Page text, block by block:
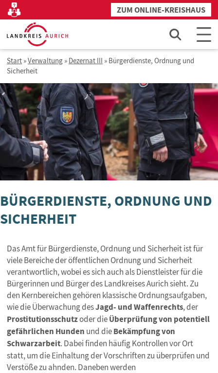
Zum
Inhalt
springen
Kontakt ZUM ONLINE-KREISHAUS
Start »Verwaltung » Dezernat III » Bürgerdienste, Ordnung und
Sicherheit
BÜRGERDIENSTE, ORDNUNG UND
SICHERHEIT
Das Amt für Bürgerdienste, Ordnung und Sicherheit ist für
viele Bereiche der öffentlichen Ordnung und Sicherheit
verantwortlich, wobei es sich auch als Dienstleister für die
Bürgerinnen und Bürger des Landkreises Aurich sieht. Zu
den Kernbereichen gehören klassische Ordnungsaufgaben,
wie die Überwachung desJagd- und Waffenrechts, der
Prostitutionsschutzoder dieÜberprüfung von potentiell
gefährlichen Hunden und dieBekämpfung von
Schwarzarbeit. Dabei finden häufig Kontrollen vor Ort
statt, um die Einhaltung der Vorschriften zu überprüfen und
Verstöße zu ahnden. Daneben werden